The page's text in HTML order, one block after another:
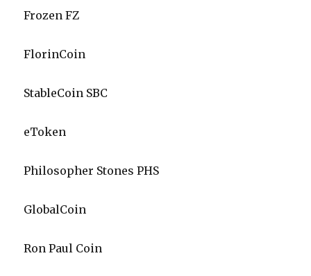
Frozen FZ
FlorinCoin
StableCoin SBC
eToken
Philosopher Stones PHS
GlobalCoin
Ron Paul Coin